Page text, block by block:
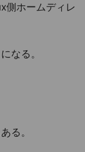
側ホームディレ
なる。
る。